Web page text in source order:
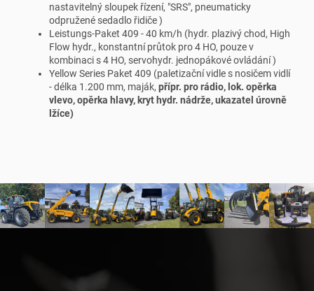
nastavitelný sloupek řízení, "SRS", pneumaticky
odpružené sedadlo řidiče )
Leistungs-Paket 409 - 40 km/h (hydr. plazivý chod, High
Flow hydr., konstantní průtok pro 4 HO, pouze v
kombinaci s 4 HO, servohydr. jednopákové ovládání )
Yellow Series Paket 409 (paletizační vidle s nosičem vidlí
- délka 1.200 mm, maják, přípr. pro rádio, lok. opěrka
vlevo, opěrka hlavy, kryt hydr. nádrže, ukazatel úrovně
lžíce)